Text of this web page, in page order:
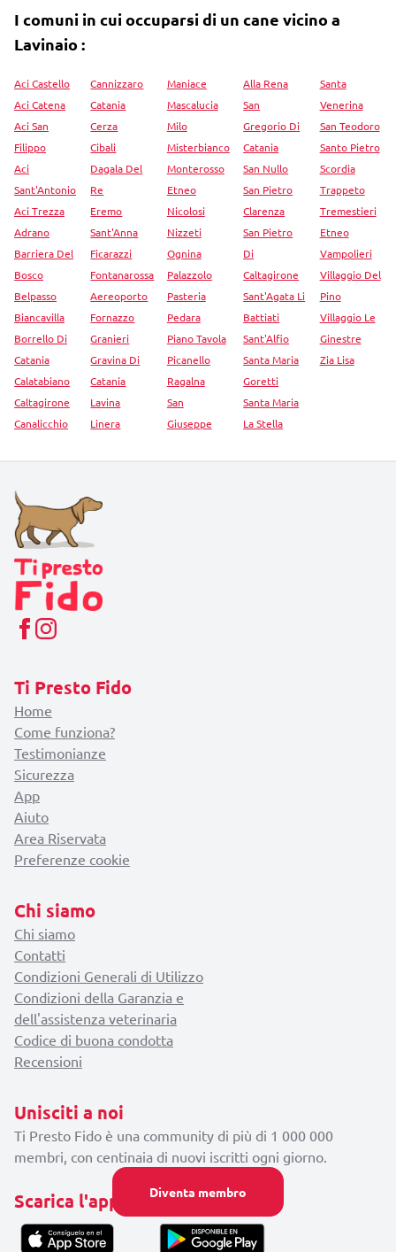
Diventa membro
I comuni in cui occuparsi di un cane vicino a
Lavinaio :
Aci Castello
Aci Catena
Aci San
Filippo
Aci
Sant'Antonio
Aci Trezza
Adrano
Barriera Del
Bosco
Belpasso
Biancavilla
Borrello Di
Catania
Calatabiano
Caltagirone
Canalicchio
Cannizzaro
Catania
Cerza
Cibali
Dagala Del
Re
Eremo
Sant'Anna
Ficarazzi
Fontanarossa
Aereoporto
Fornazzo
Granieri
Gravina Di
Catania
Lavina
Linera
Maniace
Mascalucia
Milo
Misterbianco
Monterosso
Etneo
Nicolosi
Nizzeti
Ognina
Palazzolo
Pasteria
Pedara
Piano Tavola
Picanello
Ragalna
San
Giuseppe
Alla Rena
San
Gregorio Di
Catania
San Nullo
San Pietro
Clarenza
San Pietro
Di
Caltagirone
Sant'Agata Li
Battiati
Sant'Alfio
Santa Maria
Goretti
Santa Maria
La Stella
Santa
Venerina
San Teodoro
Santo Pietro
Scordia
Trappeto
Tremestieri
Etneo
Vampolieri
Villaggio Del
Pino
Villaggio Le
Ginestre
Zia Lisa
Ti Presto Fido
Home
Come funziona?
Testimonianze
Sicurezza
App
Aiuto
Area Riservata
Preferenze cookie
Chi siamo
Chi siamo
Contatti
Condizioni Generali di Utilizzo
Condizioni della Garanzia e
dell'assistenza veterinaria
Codice di buona condotta
Recensioni
Unisciti a noi
Ti Presto Fido è una community di più di 1 000 000
membri, con centinaia di nuovi iscritti ogni giorno.
Scarica l'applicazione